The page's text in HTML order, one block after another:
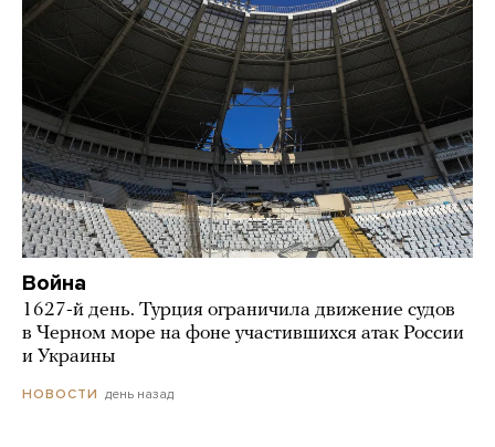
Война
1627-й день. Турция ограничила движение судов
в Черном море на фоне участившихся атак России
и Украины
НОВОСТИ день назад